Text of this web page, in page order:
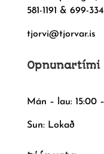
581-1191 & 699-
tjorvi@tjorvar.is
Opnunartími
Mán – lau: 15:00
Sun: Lokað